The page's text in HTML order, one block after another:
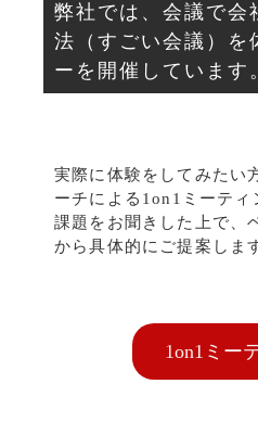
弊社では、会議で会
法（すごい会議）を
ーを開催しています
実際に体験をしてみたい
ーチによる1on1ミーティ
課題をお聞きした上で、
から具体的にご提案しま
1on1ミー